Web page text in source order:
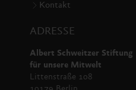
Kontakt
ADRESSE
Albert Schweitzer Stiftung
für unsere Mitwelt
Littenstraße 108